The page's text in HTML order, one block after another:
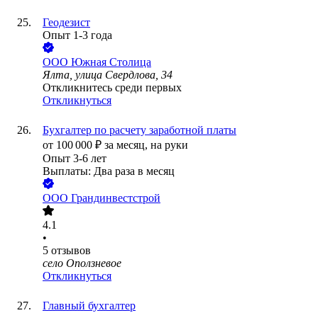
Геодезист
Опыт 1-3 года
ООО Южная Столица
Ялта, улица Свердлова, 34
Откликнитесь среди первых
Откликнуться
Бухгалтер по расчету заработной платы
от 100 000 ₽ за месяц, на руки
Опыт 3-6 лет
Выплаты: Два раза в месяц
ООО Грандинвестстрой
4.1
•
5 отзывов
село Оползневое
Откликнуться
Главный бухгалтер